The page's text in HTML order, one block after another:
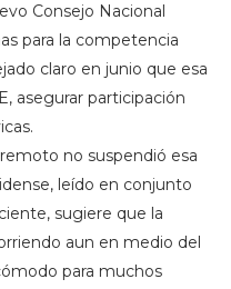
Consejo Nacional
para la competencia
claro en junio que esa
asegurar participación
no suspendió esa
leído en conjunto
sugiere que la
aun en medio del
para muchos